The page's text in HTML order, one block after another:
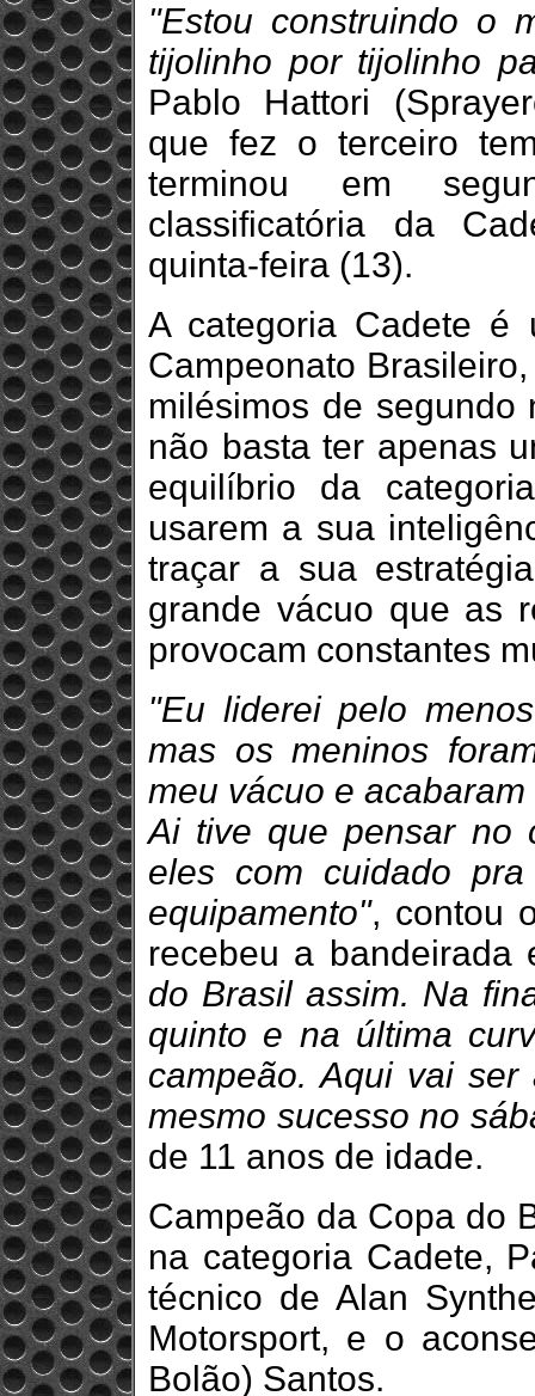
"Estou construindo o
tijolinho por tijolinho
Pablo Hattori
que fez o terceiro
terminou em
classificatória da
quinta-feira (13).
A categoria Cadete é
Campeonato
milésimos de
não basta ter apenas
equilíbrio da
usarem a sua
traçar a sua
grande vácuo que as
provocam constantes
"Eu liderei pelo
mas os meninos
meu vácuo e
Ai tive que pensar no
eles com cuidado
equipamento", contou
recebeu a
do Brasil assim. Na
quinto e na última
campeão. Aqui vai
mesmo sucesso no
de 11 anos de idade.
Campeão da Copa do
na categoria Cadete,
técnico de Alan
Motorsport, e o
Bolão) Santos.